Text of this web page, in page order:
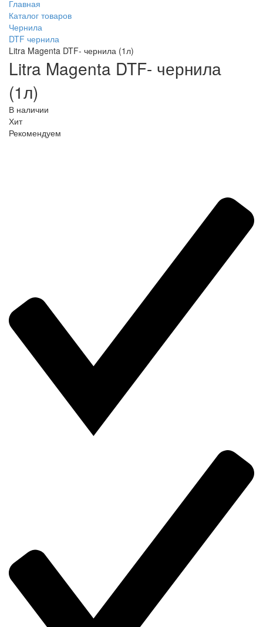
Главная
Каталог товаров
Чернила
DTF чернила
Litra Magenta DTF- чернила (1л)
Litra Magenta DTF- чернила
(1л)
В наличии
Хит
Рекомендуем